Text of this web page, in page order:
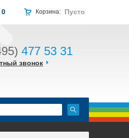
477 53 31
звонок
Корзина: Пусто
0